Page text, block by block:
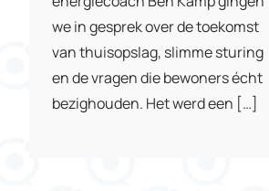
we in gesprek over de toekomst
van thuisopslag, slimme sturing
en de vragen die bewoners écht
bezighouden. Het werd een […]